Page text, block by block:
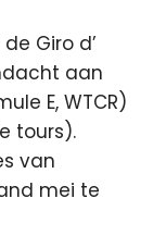
Giro d’
aan
E, WTCR)
tours).
van
mei te